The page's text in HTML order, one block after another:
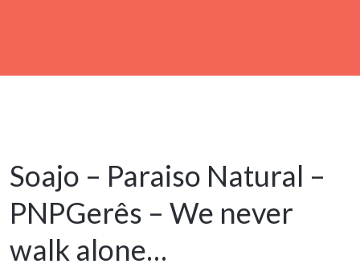
Soajo – Paraiso Natural –
PNPGerês – We never
walk alone…